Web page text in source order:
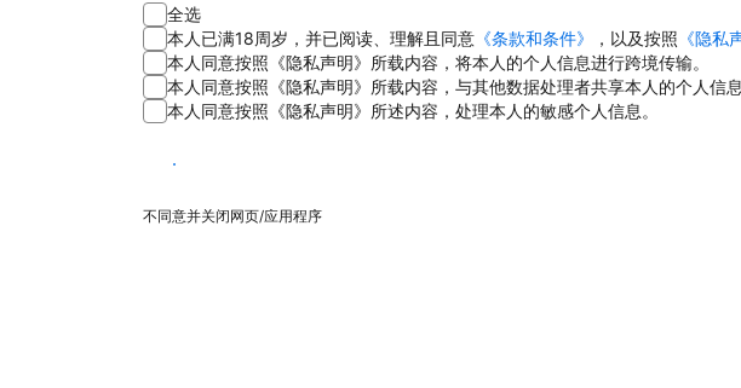
全选
本人已满18周岁，并已阅读、理解且同意 《条款和条件》 ，以及按照 《隐私
本人同意按照《隐私声明》所载内容，将本人的个人信息进行跨境传输。
本人同意按照《隐私声明》所载内容，与其他数据处理者共享本人的个人信息
本人同意按照《隐私声明》所述内容，处理本人的敏感个人信息。
同意
不同意并关闭网页/应用程序